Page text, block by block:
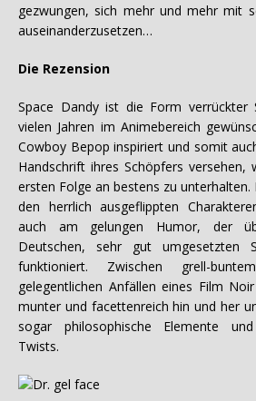
gezwungen, sich mehr und mehr mit
auseinanderzusetzen…
Die Rezension
Space Dandy ist die Form
vielen Jahren im Animebereich
Cowboy Bepop inspiriert und somit
Handschrift ihres Schöpfers versehen,
ersten Folge an bestens zu
den herrlich ausgeflippten
auch am gelungen Humor, der
Deutschen, sehr gut umgesetzten
funktioniert. Zwischen grell-
gelegentlichen Anfällen eines Film
munter und facettenreich hin und her
sogar philosophische Elemente
Twists.